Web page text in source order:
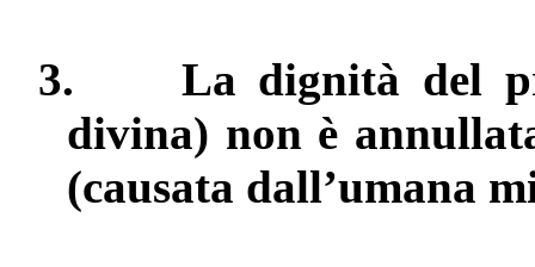
3.
La dignità del
divina) non è
(causata dall’umana